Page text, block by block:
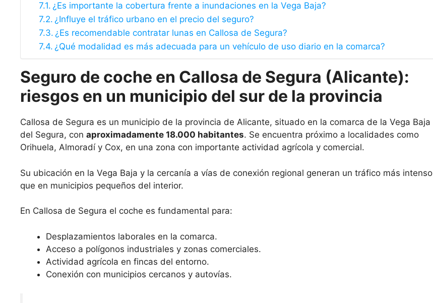
¿Es importante la cobertura frente a inundaciones en la Vega Baja?
¿Influye el tráfico urbano en el precio del seguro?
¿Es recomendable contratar lunas en Callosa de Segura?
¿Qué modalidad es más adecuada para un vehículo de uso diario en la comarca?
Seguro de coche en Callosa de Segura (Alicante):
riesgos en un municipio del sur de la provincia
Callosa de Segura es un municipio de la provincia de Alicante, situado en la comarca de la Vega Baja
del Segura, con aproximadamente 18.000 habitantes. Se encuentra próximo a localidades como
Orihuela, Almoradí y Cox, en una zona con importante actividad agrícola y comercial.
Su ubicación en la Vega Baja y la cercanía a vías de conexión regional generan un tráfico más intenso
que en municipios pequeños del interior.
En Callosa de Segura el coche es fundamental para:
Desplazamientos laborales en la comarca.
Acceso a polígonos industriales y zonas comerciales.
Actividad agrícola en fincas del entorno.
Conexión con municipios cercanos y autovías.